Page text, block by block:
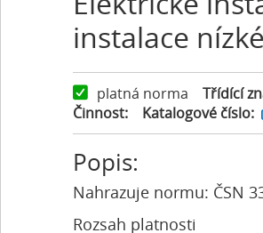
instalace
platná norma Třídící
Činnost:
Katalogové číslo:
Popis:
Nahrazuje normu: ČSN
Rozsah platnosti